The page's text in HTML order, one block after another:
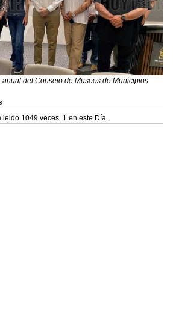
del Consejo de Museos de Municipios
leido 1049 veces. 1 en este Día.